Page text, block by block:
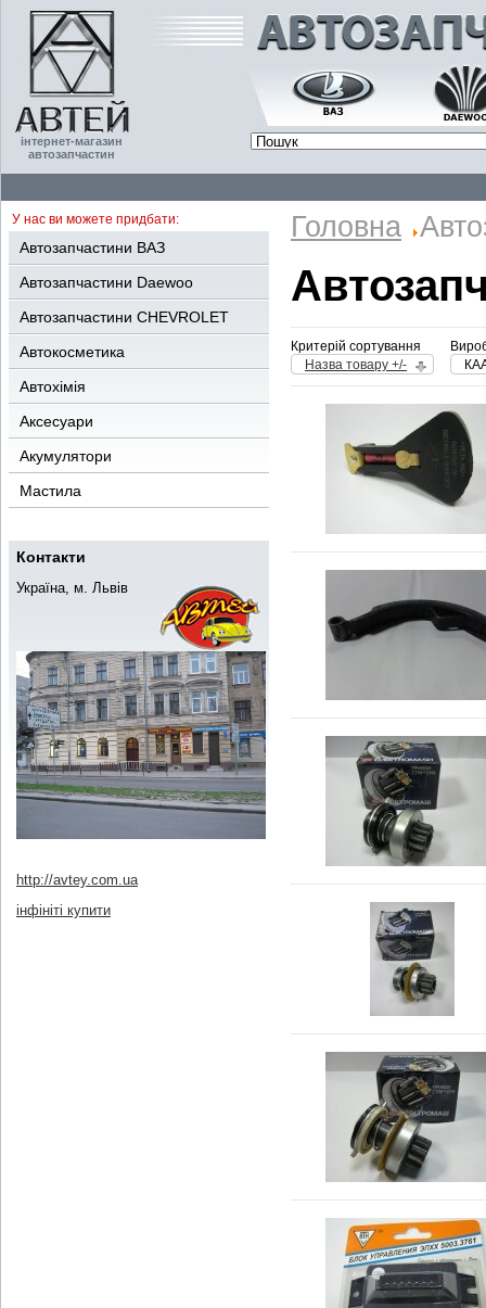
інтернет-магазин
автозапчастин
У нас ви можете придбати:
Автозапчастини ВАЗ
Автозапчастини Daewoo
Автозапчастини CHEVROLET
Автокосметика
Автохімія
Аксесуари
Акумулятори
Мастила
Контакти
Україна, м. Львів
http://avtey.com.ua
інфініті купити
Головна
Критерій сортування
Назва товару +/-